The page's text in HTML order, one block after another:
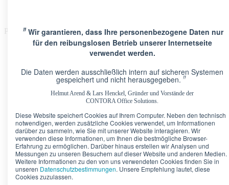
〃Wir garantieren, dass Ihre personenbezogene Daten nur
für den reibungslosen Betrieb unserer Internetseite
verwendet werden.
Die Daten werden ausschließlich intern auf sicheren Systemen
gespeichert und nicht herausgegeben.〃
Helmut Arend & Lars Henckel, Gründer und Vorstände der
CONTORA Office Solutions.
Diese Website speichert Cookies auf Ihrem Computer. Neben den technisch
notwendigen, werden zusätzliche Cookies verwendet, um Informationen
darüber zu sammeln, wie Sie mit unserer Website interagieren. Wir
verwenden diese Informationen, um Ihnen die bestmögliche Browser-
Erfahrung zu ermöglichen. Darüber hinaus erstellen wir Analysen und
Messungen zu unseren Besuchern auf dieser Website und anderen Medien.
Weitere Informationen zu den von uns verwendeten Cookies finden Sie in
unseren Datenschutzbestimmungen. Unsere Empfehlung lautet, diese
Cookies zuzulassen.
Please Update Your browser
Berlin · Upper West Kurfürstendamm 11
Düsseldorf · Kö-Quartier Breite Straße 22
Frankfurt · Marienturm Taunusanlage 9-10
Frankfurt · TaunusTurm Taunustor 1
Frankfurt · Winx Tower Neue Mainzer Straße 6-10
Hamburg · Alter WallAlter Wall 32
München · Palais an der Oper Maximilianstraße 2